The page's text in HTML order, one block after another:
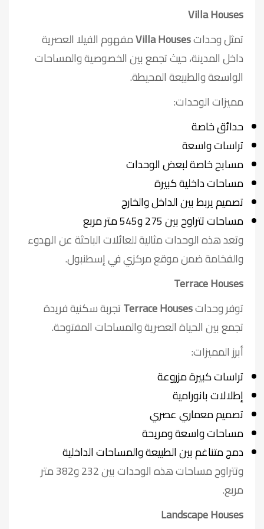
Villa Houses
تمثل وحداتVilla Housesمفهوم الفيلا العصرية
داخل المدينة، حيث تجمع بين الخصوصية والمساحات
الواسعة والطبيعة المحيطة.
مميزات الوحدات:
حدائق خاصة
تراسات واسعة
مسابح خاصة لبعض الوحدات
مساحات داخلية كبيرة
تصميم يربط بين الداخل والخارج
مساحات تتراوح بين 275 و545 متر مربع
وتعد هذه الوحدات مثالية للعائلات الباحثة عن الهدوء
والفخامة ضمن موقع مركزي في إسطنبول.
Terrace Houses
توفر وحداتTerrace Housesتجربة سكنية فريدة
تجمع بين الحياة العصرية والمساحات المفتوحة.
أبرز المميزات:
تراسات كبيرة مزروعة
إطلالات بانورامية
تصميم معماري عصري
مساحات واسعة ومريحة
دمج متناغم بين الطبيعة والمساحات الداخلية
وتتراوح مساحات هذه الوحدات بين 232 و382 متر
مربع.
Landscape Houses